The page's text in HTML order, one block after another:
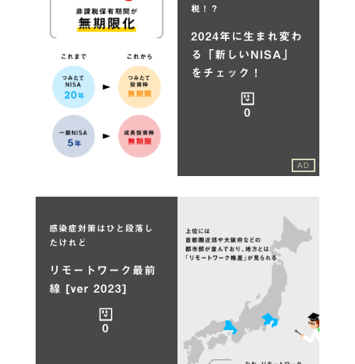
税！？
2024年に生まれ変わ
る「新しいNISA」
をチェック！
0
AD
感染症対策はひと段落し
たけれど
リモートワーク最前
線 [ver 2023]
0